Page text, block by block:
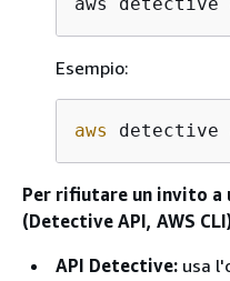
Esempio:
aws detective
Per rifiutare un invito a
(Detective API, AWS
API Detective: usa